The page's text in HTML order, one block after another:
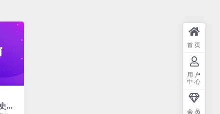
记
首页
用户
中心
会员